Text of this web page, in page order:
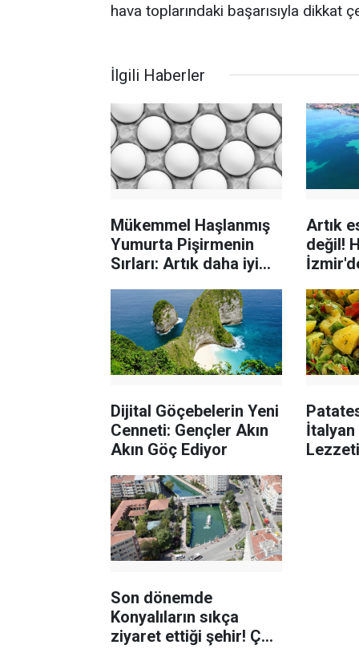
hava toplarındaki başarısıyla dikkat
İlgili Haberler
Mükemmel Haşlanmış
Yumurta Pişirmenin
Sırları: Artık daha iyi
Artık
değil!
Dijital Göçebelerin Yeni
Cenneti: Gençler Akın
Akın Göç Ediyor
İtalyan
Son dönemde
Konyalıların sıkça
ziyaret ettiği şehir! Çok